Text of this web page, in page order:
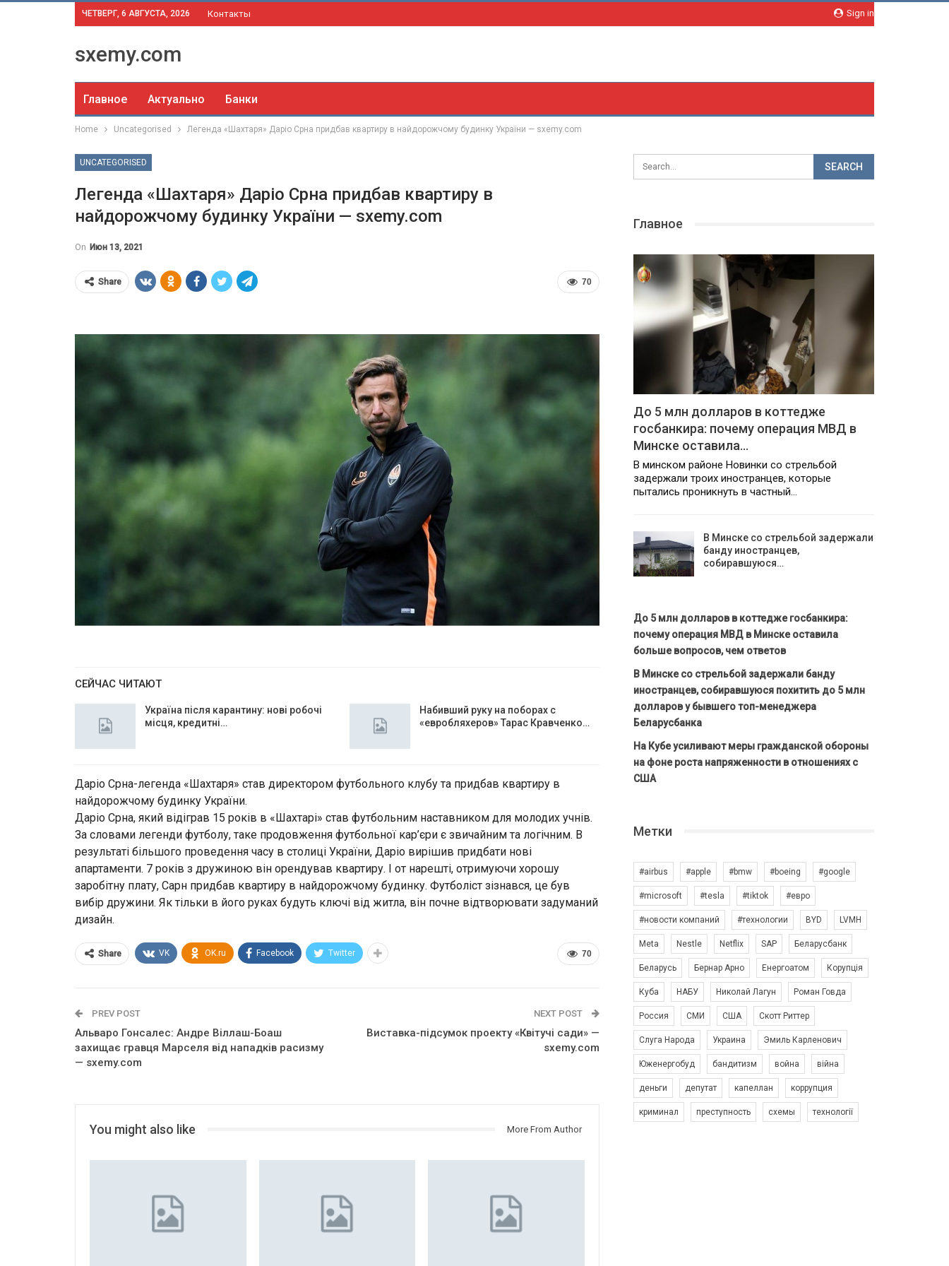
Sign in
ЧЕТВЕРГ, 6 АВГУСТА, 2026 Контакты
sxemy.com
Главное Актуально Банки
Home Uncategorised Легенда «Шахтаря» Даріо Срна придбав квартиру в найдорожчому будинку України — sxemy.com
UNCATEGORISED
Легенда «Шахтаря» Даріо Срна придбав квартиру в
найдорожчому будинку України — sxemy.com
On Июн 13, 2021
70
Share
СЕЙЧАС ЧИТАЮТ
Україна після карантину: нові робочі
місця, кредитні…
Набивший руку на поборах с
«евробляхеров» Тарас Кравченко…
Даріо Срна-легенда «Шахтаря» став директором футбольного клубу та придбав квартиру в
найдорожчому будинку України.
Даріо Срна, який відіграв 15 років в «Шахтарі» став футбольним наставником для молодих учнів.
За словами легенди футболу, таке продовження футбольної кар’єри є звичайним та логічним. В
результаті більшого проведення часу в столиці України, Даріо вирішив придбати нові
апартаменти. 7 років з дружиною він орендував квартиру. І от нарешті, отримуючи хорошу
заробітну плату, Сарн придбав квартиру в найдорожчому будинку. Футболіст зізнався, це був
вибір дружини. Як тільки в його руках будуть ключі від житла, він почне відтворювати задуманий
дизайн.
70
Share VK OK.ru Facebook Twitter
PREV POST
Альваро Гонсалес: Андре Віллаш-Боаш
захищає гравця Марселя від нападків расизму
— sxemy.com
NEXT POST
Виставка-підсумок проекту «Квітучі сади» —
sxemy.com
You might also like More From Author
Главное
До 5 млн долларов в коттедже
госбанкира: почему операция МВД в
Минске оставила…
В минском районе Новинки со стрельбой
задержали троих иностранцев, которые
пытались проникнуть в частный…
В Минске со стрельбой задержали
банду иностранцев,
собиравшуюся…
До 5 млн долларов в коттедже госбанкира:
почему операция МВД в Минске оставила
больше вопросов, чем ответов
В Минске со стрельбой задержали банду
иностранцев, собиравшуюся похитить до 5 млн
долларов у бывшего топ-менеджера
Беларусбанка
На Кубе усиливают меры гражданской обороны
на фоне роста напряженности в отношениях с
США
Метки
#airbus #apple #bmw #boeing #google
#microsoft #tesla #tiktok #евро
#новости компаний #технологии BYD LVMH
Meta Nestle Netflix SAP Беларусбанк
Беларусь Бернар Арно Енергоатом Корупція
Куба НАБУ Николай Лагун Роман Говда
Россия СМИ США Скотт Риттер
Слуга Народа Украина Эмиль Карленович
Юженергобуд бандитизм война війна
деньги депутат капеллан коррупция
криминал преступность схемы технології